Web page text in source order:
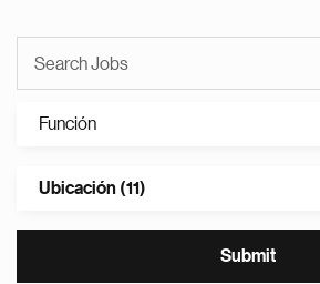
Función
Ubicación (11)